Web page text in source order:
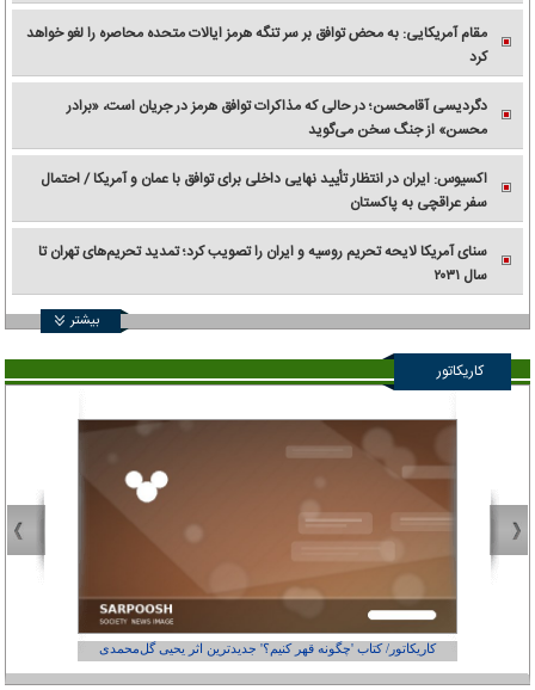
مقام آمریکایی: به محض توافق بر سر تنگه هرمز ایالات متحده محاصره را لغو خواهد
کرد
دگردیسی آقامحسن؛ در حالی که مذاکرات توافق هرمز در جریان است، «برادر
محسن» از جنگ سخن می‌گوید
اکسیوس: ایران در انتظار تأیید نهایی داخلی برای توافق با عمان و آمریکا / احتمال
سفر عراقچی به پاکستان
سنای آمریکا لایحه تحریم روسیه و ایران را تصویب کرد؛ تمدید تحریم‌های تهران تا
سال ۲۰۳۱
بیشتر
کاریکاتور
کاریکاتور/ کتاب 'چگونه قهر کنیم؟' جدیدترین اثر یحیی گل‌محمدی